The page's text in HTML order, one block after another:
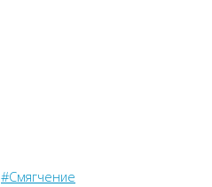
#Смягчение